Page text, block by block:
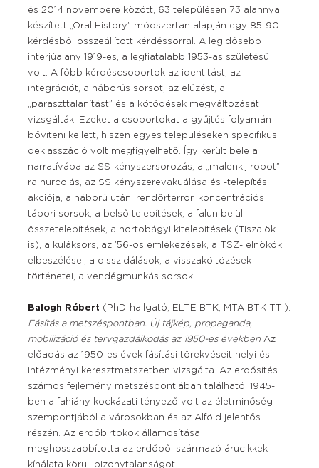
és 2014 novembere között, 63 településen 73 alannyal
készített „Oral History” módszertan alapján egy 85-90
kérdésből összeállított kérdéssorral. A legidősebb
interjúalany 1919-es, a legfiatalabb 1953-as születésű
volt. A főbb kérdéscsoportok az identitást, az
integrációt, a háborús sorsot, az elűzést, a
„paraszttalanítást” és a kötődések megváltozását
vizsgálták. Ezeket a csoportokat a gyűjtés folyamán
bővíteni kellett, hiszen egyes településeken specifikus
deklasszáció volt megfigyelhető. Így került bele a
narratívába az SS-kényszersorozás, a „malenkij robot”-
ra hurcolás, az SS kényszerevakuálása és -telepítési
akciója, a háború utáni rendőrterror, koncentrációs
tábori sorsok, a belső telepítések, a falun belüli
összetelepítések, a hortobágyi kitelepítések (Tiszalök
is), a kuláksors, az ’56-os emlékezések, a TSZ- elnökök
elbeszélései, a disszidálások, a visszaköltözések
történetei, a vendégmunkás sorsok.
Balogh Róbert (PhD-hallgató, ELTE BTK; MTA BTK TTI):
Fásítás a metszéspontban. Új tájkép, propaganda,
mobilizáció és tervgazdálkodás az 1950-es években Az
előadás az 1950-es évek fásítási törekvéseit helyi és
intézményi keresztmetszetben vizsgálta. Az erdősítés
számos fejlemény metszéspontjában található. 1945-
ben a fahiány kockázati tényező volt az életminőség
szempontjából a városokban és az Alföld jelentős
részén. Az erdőbirtokok államosítása
meghosszabbította az erdőből származó árucikkek
kínálata körüli bizonytalanságot.